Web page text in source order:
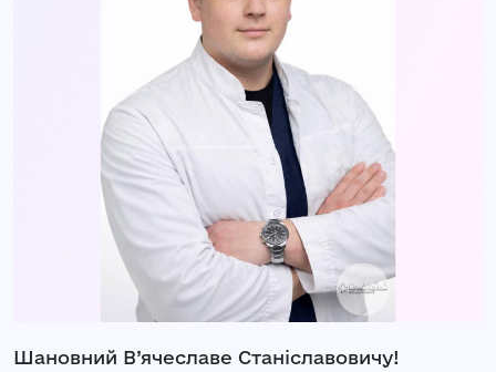
Шановний В’ячеславе Станіславовичу!